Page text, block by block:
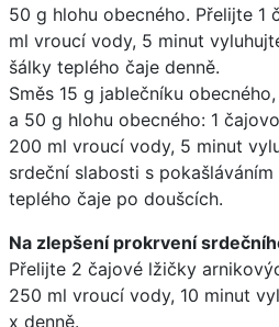
50 g hlohu obecného. Přelijte 1
ml vroucí vody, 5 minut
šálky teplého čaje denně.
Směs 15 g jablečníku
a 50 g hlohu obecného: 1
200 ml vroucí vody, 5 minut
srdeční slabosti s pokašláváním
teplého čaje po doušcích.
Na zlepšení prokrvení
Přelijte 2 čajové lžičky
250 ml vroucí vody, 10 minut
x denně.